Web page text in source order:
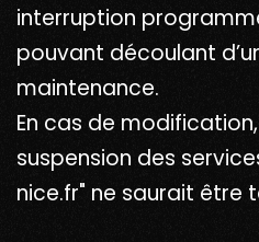
interruption
pouvant découlant
maintenance.
En cas de
suspension des
nice.fr" ne saurait être